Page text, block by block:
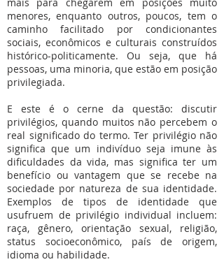
menores, enquanto outros, poucos, tem o
caminho facilitado por condicionantes
sociais, econômicos e culturais construídos
histórico-politicamente. Ou seja, que há
pessoas, uma minoria, que estão em posição
privilegiada.
E este é o cerne da questão: discutir
privilégios, quando muitos não percebem o
real significado do termo. Ter privilégio não
significa que um indivíduo seja imune às
dificuldades da vida, mas significa ter um
benefício ou vantagem que se recebe na
sociedade por natureza de sua identidade.
Exemplos de tipos de identidade que
usufruem de privilégio individual incluem:
raça, gênero, orientação sexual, religião,
status socioeconômico, país de origem,
idioma ou habilidade.